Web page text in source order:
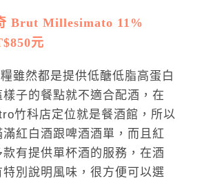
Brut Millesimato 11%
元
雖然都是提供低醣低脂高蛋白
樣子的餐點就不適合配酒，在
竹科店定位就是餐酒館，所以
滿紅白酒跟啤酒酒單，而且紅
款有提供單杯酒的服務，在酒
特別說明風味，很方便可以選